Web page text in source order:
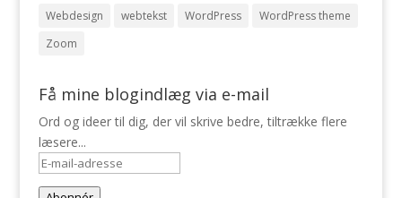
Webdesign
webtekst WordPress
WordPress theme
Zoom
Få mine blogindlæg via e-mail
Ord og ideer til dig, der vil skrive bedre, tiltrække flere
læsere...
E-
mail-